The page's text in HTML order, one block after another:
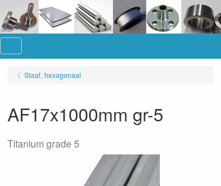
Staaf, hexagonaal
AF17x1000mm gr-5
Titanium grade 5